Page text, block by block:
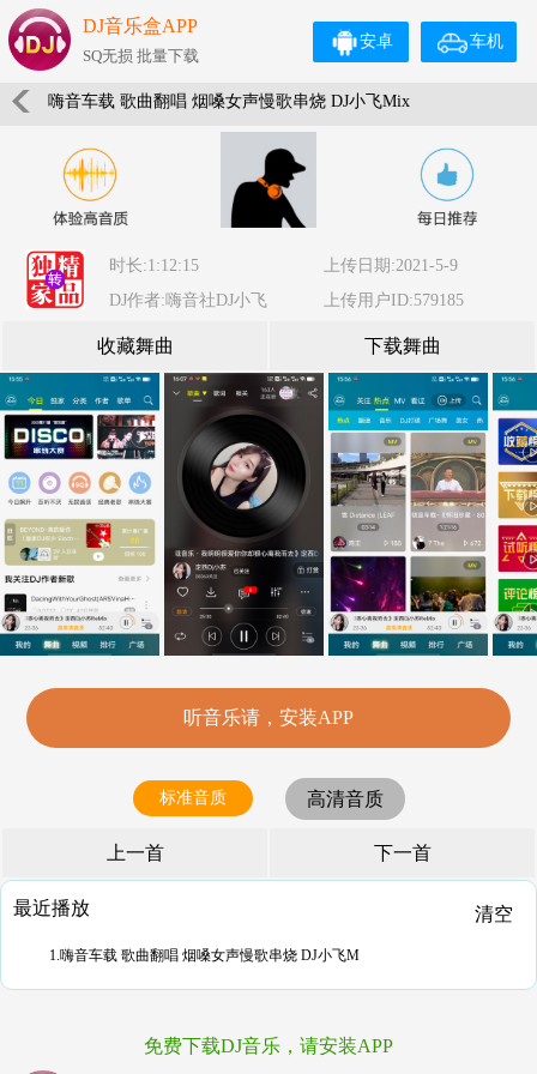
DJ音乐盒APP
SQ无损 批量下载
车机
安卓
嗨音车载 歌曲翻唱 烟嗓女声慢歌串烧 DJ小飞Mix
时长:1:12:15
上传日期:2021-5-9
DJ作者:嗨音社DJ小飞
上传用户ID:579185
收藏舞曲 下载舞曲
听音乐请，安装APP
标准音质 高清音质
上一首 下一首
最近播放 清空
1.嗨音车载 歌曲翻唱 烟嗓女声慢歌串烧 DJ小飞M
免费下载DJ音乐，请安装APP